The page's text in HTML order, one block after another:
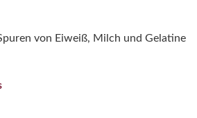
von Eiweiß, Milch und Gelatine